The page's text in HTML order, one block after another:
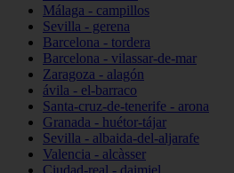
Málaga - campillos
Sevilla - gerena
Barcelona - tordera
Barcelona - vilassar-de-mar
Zaragoza - alagón
ávila - el-barraco
Santa-cruz-de-tenerife - arona
Granada - huétor-tájar
Sevilla - albaida-del-aljarafe
Valencia - alcàsser
Ciudad-real - daimiel